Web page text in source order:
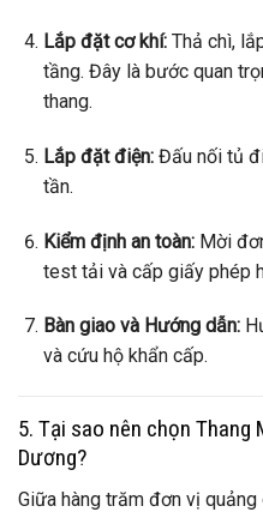
Lắp đặt cơ khí:Thả chì,
tầng. Đây là bước quan
thang.
Lắp đặt điện:Đấu nối tủ
tần.
Kiểm định an toàn:Mời
test tải và cấp giấy phép
Bàn giao và Hướng dẫn:
và cứu hộ khẩn cấp.
5. Tại sao nên chọn Thang
Dương?
Giữa hàng trăm đơn vị quảng